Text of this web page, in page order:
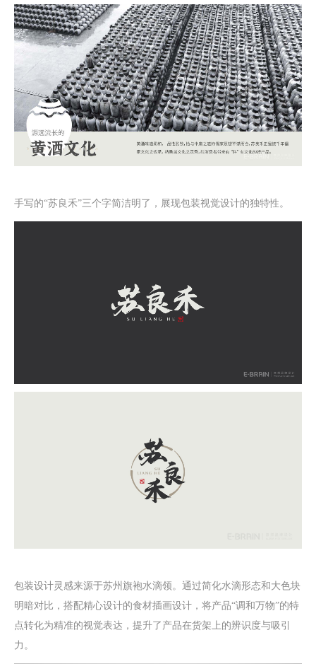
手写的“苏良禾”三个字简洁明了，展现包装视觉设计的独特性。
包装设计灵感来源于苏州旗袍水滴领。通过简化水滴形态和大色块
明暗对比，搭配精心设计的食材插画设计 ，将产品“调和万物”的特
点转化为精准的视觉表达， 提升了产品在货架上的辨识度与吸引
力。